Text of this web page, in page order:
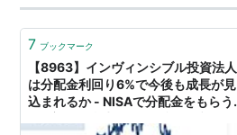
7 ブックマーク
【8963】インヴィンシブル投資法人
は分配金利回り6%で今後も成長が見
込まれるか - NISAで分配金をもらう